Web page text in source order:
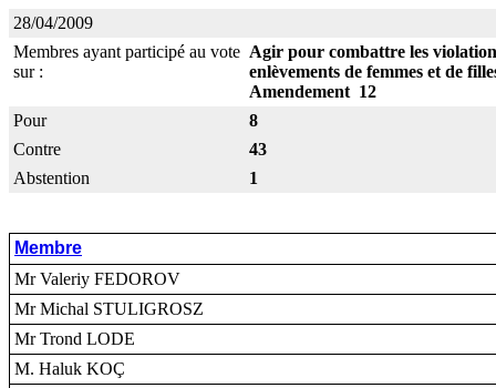
28/04/2009
Membres ayant participé au vote
sur :
Agir pour combattre les
enlèvements de femmes et de
Amendement 12
Pour
8
Contre
43
Abstention
1
Membre
Mr Valeriy FEDOROV
Mr Michal STULIGROSZ
Mr Trond LODE
M. Haluk KOÇ